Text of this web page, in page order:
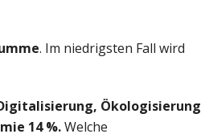
. Im niedrigsten Fall wird
Ökologisierung
14 %.Welche